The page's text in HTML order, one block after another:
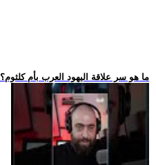
.. ما هو سر علاقة اليهود العرب بأم كلثوم؟